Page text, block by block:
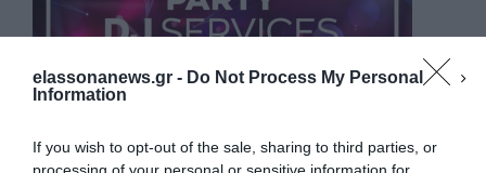
elassonanews.gr - Do Not Process My Personal
Information
If you wish to opt-out of the sale, sharing to third parties, or
processing of your personal or sensitive information for